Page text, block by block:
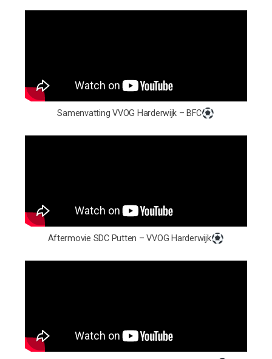
Samenvatting VVOG Harderwijk – BFC
Aftermovie SDC Putten – VVOG Harderwijk